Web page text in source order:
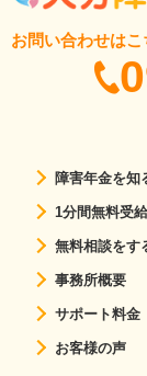
お問い合わせはこ
障害年金を知
1分間無料受
無料相談をす
事務所概要
サポート料金
お客様の声